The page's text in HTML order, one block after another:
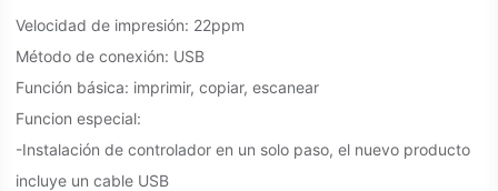
Velocidad de impresión: 22ppm
Método de conexión: USB
Función básica: imprimir, copiar, escanear
Funcion especial:
-Instalación de controlador en un solo paso, el nuevo producto
incluye un cable USB